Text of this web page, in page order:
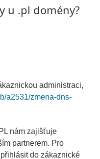
u .pl domény?
administraci,
a2531/zmena-dns-
nám zajišťuje
partnerem. Pro
do zákaznické